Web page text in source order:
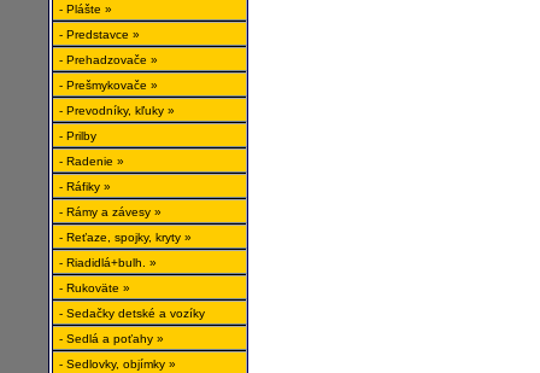
- Plášte »
- Predstavce »
- Prehadzovače »
- Prešmykovače »
- Prevodníky, kľuky »
- Prilby
- Radenie »
- Ráfiky »
- Rámy a závesy »
- Reťaze, spojky, kryty »
- Riadidlá+bulh. »
- Rukoväte »
- Sedačky detské a vozíky
- Sedlá a poťahy »
- Sedlovky, objímky »